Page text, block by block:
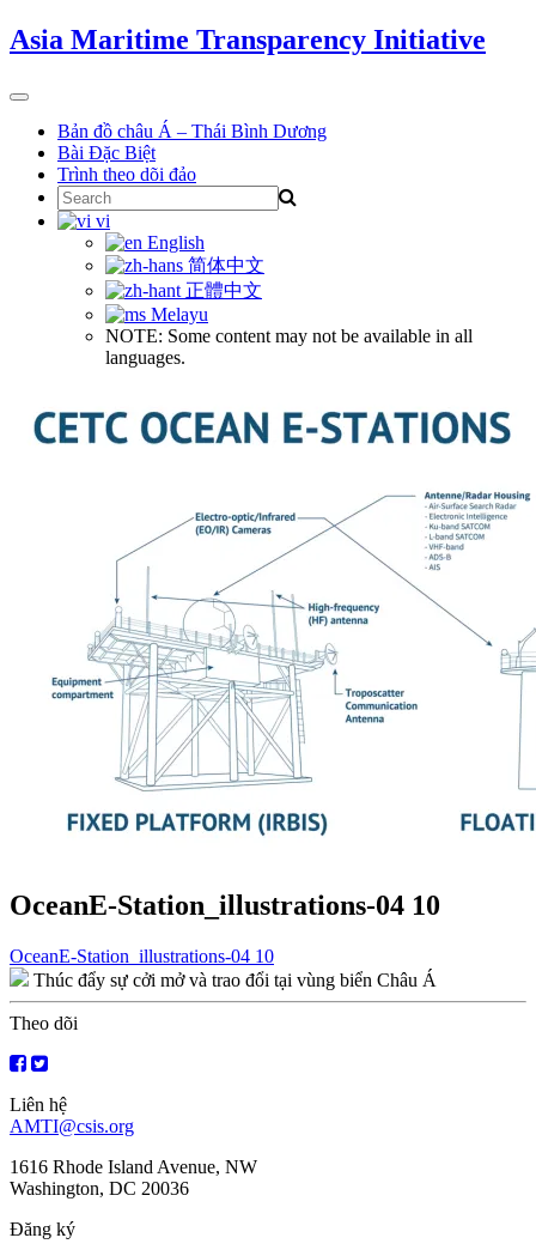
Skip
to
Asia Maritime Transparency Initiative
Toggle
navigationBản đồ châu Á – Thái Bình Dương
Bài Đặc Biệt
Trình theo dõi đảo
Search
for:
vi
English
简体中文
正體中文
Melayu
NOTE: Some content may not be available in all
languages.
OceanE-Station_illustrations-04 10
Điều
hướng
bài
viết
OceanE-Station_illustrations-04 10
Thúc đẩy sự cởi mở và trao đổi tại vùng biển Châu Á
Theo dõi
Liên hệ
AMTI@csis.org
1616 Rhode Island Avenue, NW
Washington, DC 20036
Đăng ký